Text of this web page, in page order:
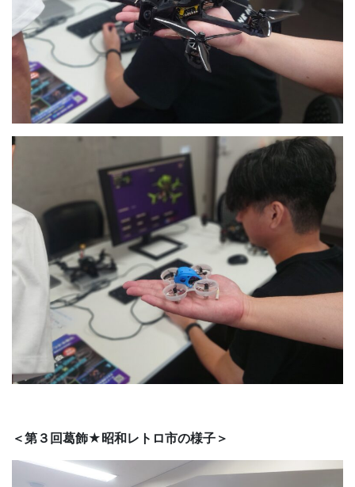
＜第３回葛飾★昭和レトロ市の様子＞